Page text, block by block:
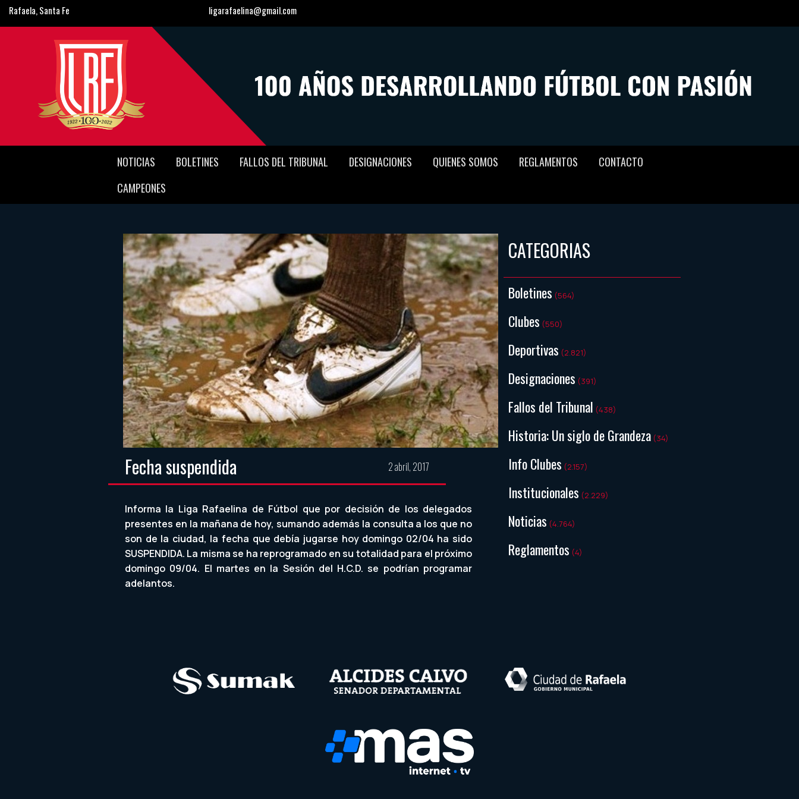
Rafaela, Santa Fe ligarafaelina@gmail.com
NOTICIAS BOLETINES FALLOS DEL TRIBUNAL DESIGNACIONES QUIENES SOMOS REGLAMENTOS
CONTACTO
CAMPEONES
Fecha suspendida 2 abril, 2017
Informa la Liga Rafaelina de Fútbol que por decisión de los delegados
presentes en la mañana de hoy, sumando además la consulta a los que no
son de la ciudad, la fecha que debía jugarse hoy domingo 02/04 ha sido
SUSPENDIDA. La misma se ha reprogramado en su totalidad para el próximo
domingo 09/04. El martes en la Sesión del H.C.D. se podrían programar
adelantos.
CATEGORIAS
Boletines (564)
Clubes (550)
Deportivas (2.821)
Designaciones (391)
Fallos del Tribunal (438)
Historia: Un siglo de Grandeza (34)
Info Clubes (2.157)
Institucionales (2.229)
Noticias (4.764)
Reglamentos (4)